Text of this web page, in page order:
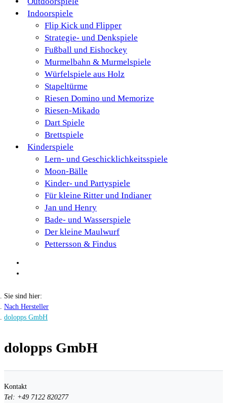
Indoorspiele
Flip Kick und Flipper
Strategie- und Denkspiele
Fußball und Eishockey
Murmelbahn & Murmelspiele
Würfelspiele aus Holz
Stapeltürme
Riesen Domino und Memorize
Riesen-Mikado
Dart Spiele
Brettspiele
Kinderspiele
Lern- und Geschicklichkeitsspiele
Moon-Bälle
Kinder- und Partyspiele
Für kleine Ritter und Indianer
Jan und Henry
Bade- und Wasserspiele
Der kleine Maulwurf
Pettersson & Findus
Sie sind hier:
Nach Hersteller
dolopps GmbH
dolopps GmbH
Kontakt
Tel: +49 7122 820277